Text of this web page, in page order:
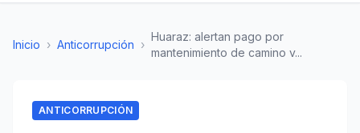
Inicio › Anticorrupción ›
Huaraz: alertan pago por
mantenimiento de camino v...
ANTICORRUPCIÓN